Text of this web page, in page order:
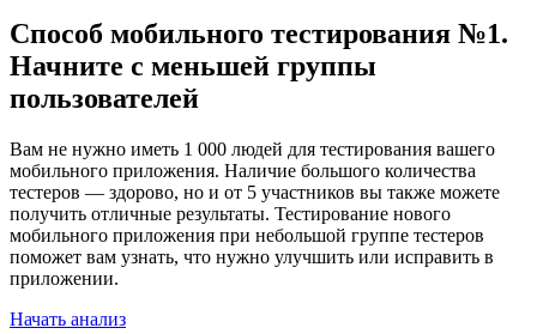
Способ мобильного тестирования №1.
Начните с меньшей группы
пользователей
Вам не нужно иметь 1 000 людей для тестирования вашего
мобильного приложения. Наличие большого количества
тестеров — здорово, но и от 5 участников вы также можете
получить отличные результаты. Тестирование нового
мобильного приложения при небольшой группе тестеров
поможет вам узнать, что нужно улучшить или исправить в
приложении.
Начать анализ